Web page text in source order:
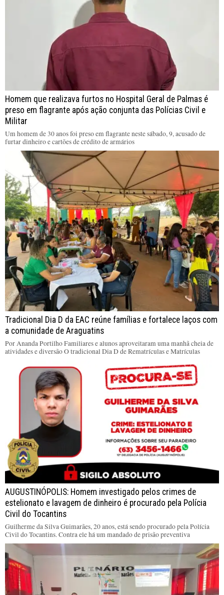
Homem que realizava furtos no Hospital Geral de Palmas é
preso em flagrante após ação conjunta das Polícias Civil e
Militar
Um homem de 30 anos foi preso em flagrante neste sábado, 9, acusado de
furtar dinheiro e cartões de crédito de armários
Tradicional Dia D da EAC reúne famílias e fortalece laços com
a comunidade de Araguatins
Por Ananda Portilho Familiares e alunos aproveitaram uma manhã cheia de
atividades e diversão O tradicional Dia D de Rematrículas e Matrículas
AUGUSTINÓPOLIS: Homem investigado pelos crimes de
estelionato e lavagem de dinheiro é procurado pela Polícia
Civil do Tocantins
Guilherme da Silva Guimarães, 20 anos, está sendo procurado pela Polícia
Civil do Tocantins. Contra ele há um mandado de prisão preventiva